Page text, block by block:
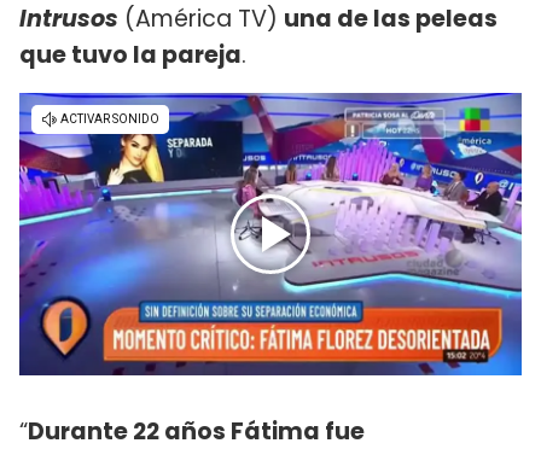
Intrusos (América TV) una de las peleas
que tuvo la pareja.
“Durante 22 años Fátima fue